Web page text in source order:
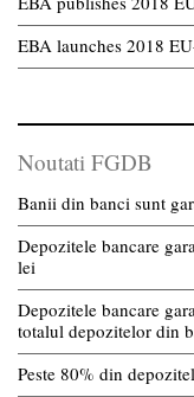
EBA launches 2018
Noutati FGDB
Banii din banci sunt
Depozitele bancare
lei
Depozitele bancare
totalul depozitelor din
Peste 80% din